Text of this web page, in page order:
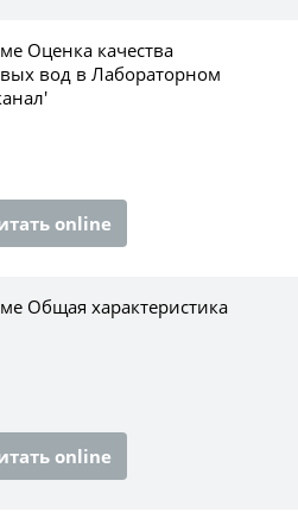
Оценка качества
вод в Лабораторном
online
Общая характеристика
online